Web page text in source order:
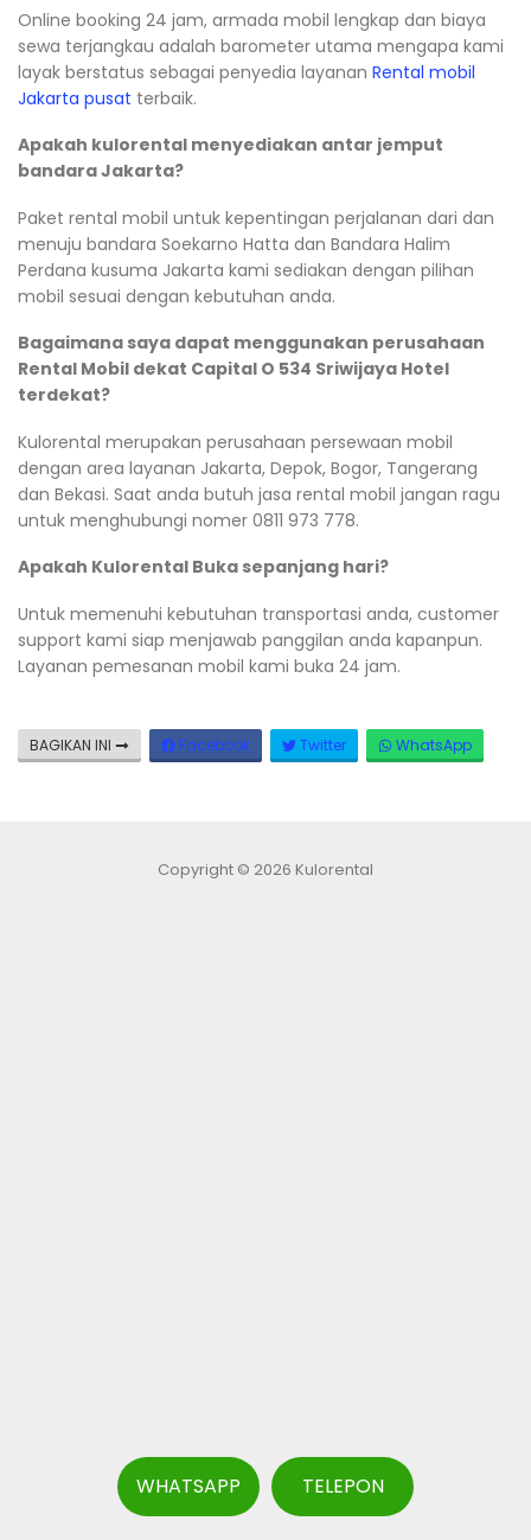
Online booking 24 jam, armada mobil lengkap dan biaya
sewa terjangkau adalah barometer utama mengapa kami
layak berstatus sebagai penyedia layanan Rental mobil
Jakarta pusat terbaik.
Apakah kulorental menyediakan antar jemput
bandara Jakarta?
Paket rental mobil untuk kepentingan perjalanan dari dan
menuju bandara Soekarno Hatta dan Bandara Halim
Perdana kusuma Jakarta kami sediakan dengan pilihan
mobil sesuai dengan kebutuhan anda.
Bagaimana saya dapat menggunakan perusahaan
Rental Mobil dekat Capital O 534 Sriwijaya Hotel
terdekat?
Kulorental merupakan perusahaan persewaan mobil
dengan area layanan Jakarta, Depok, Bogor, Tangerang
dan Bekasi. Saat anda butuh jasa rental mobil jangan ragu
untuk menghubungi nomer 0811 973 778.
Apakah Kulorental Buka sepanjang hari?
Untuk memenuhi kebutuhan transportasi anda, customer
support kami siap menjawab panggilan anda kapanpun.
Layanan pemesanan mobil kami buka 24 jam.
BAGIKAN INI Facebook Twitter WhatsApp
Copyright © 2026 Kulorental
WHATSAPP TELEPON